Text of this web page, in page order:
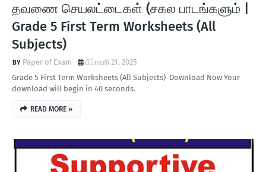
தவணை செயலட்டைகள் (சகல பாடங்களும் |
Grade 5 First Term Worksheets (All
Subjects)
Paper of Exam
பிப்ரவரி 21, 2025
Grade 5 First Term Worksheets (All Subjects) Download Now Your
download will begin in 40 seconds.
READ MORE »